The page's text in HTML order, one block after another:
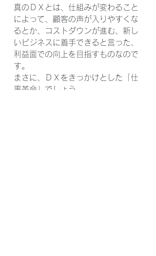
真のＤＸとは、仕組みが変わること
によって、顧客の声が入りやすくな
るとか、コストダウンが進む、新し
いビジネスに着手できると言った、
利益面での向上を目指すものなので
す。
まさに、ＤＸをきっかけとした「仕
事革命」でしょう。